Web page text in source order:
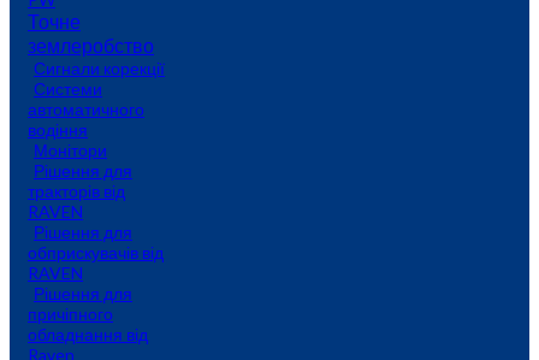
Точне
землеробство
Сигнали корекції
Системи
автоматичного
водіння
Монітори
Рішення для
тракторів від
RAVEN
Рішення для
обприскувачів від
RAVEN
Рішення для
причіпного
обладнання від
Raven